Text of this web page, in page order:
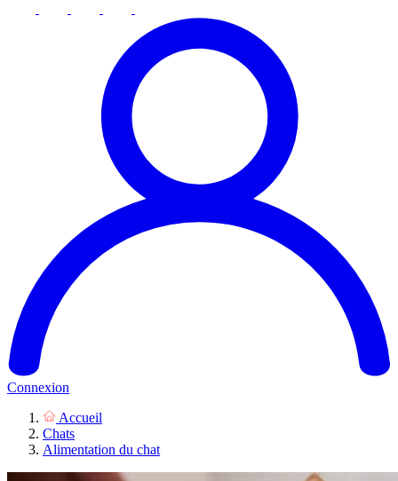
Connexion
Accueil
Chats
Alimentation du chat